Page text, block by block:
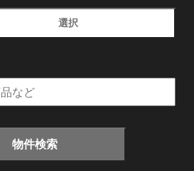
選択
物件検索